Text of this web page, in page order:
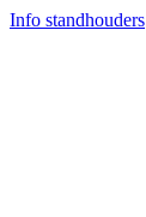
Ga
Info standhouders